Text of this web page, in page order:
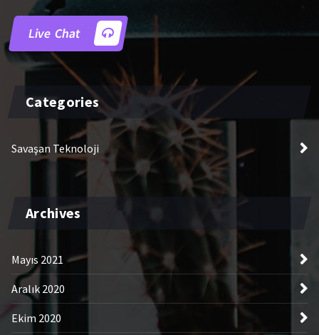
Live Chat
Categories
Savaşan Teknoloji
Archives
Mayıs 2021
Aralık 2020
Ekim 2020